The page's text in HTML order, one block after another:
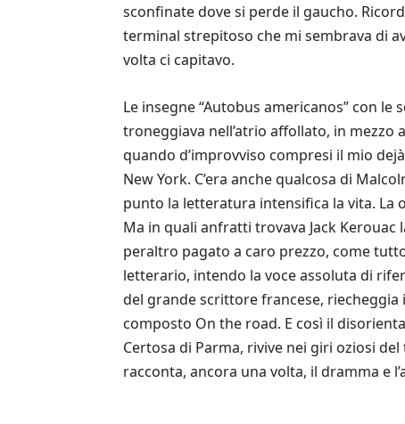
sconfinate dove si perde il gaucho.
terminal strepitoso che mi sembrava di
volta ci capitavo.
Le insegne “Autobus americanos” con
troneggiava nell’atrio affollato, in mezzo
quando d’improvviso compresi il mio
New York. C’era anche qualcosa di
punto la letteratura intensifica la vita. La
Ma in quali anfratti trovava Jack
peraltro pagato a caro prezzo, come
letterario, intendo la voce assoluta di
del grande scrittore francese, riecheggia
composto On the road. E così il
Certosa di Parma, rivive nei giri oziosi
racconta, ancora una volta, il dramma e